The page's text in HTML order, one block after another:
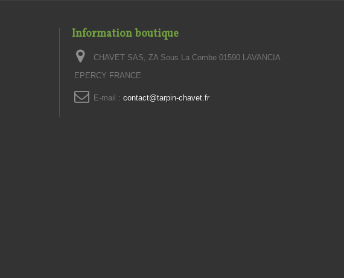
Information boutique
CHAVET SAS, ZA Sous La Combe 01590 LAVANCIA
EPERCY FRANCE
E-mail : contact@tarpin-chavet.fr